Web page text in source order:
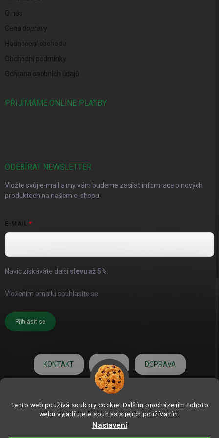
Tento web používá soubory cookie. Dalším procházením tohoto
webu vyjadřujete souhlas s jejich používáním.
Nastavení
O nás
Cena dopravy
Hodnocení obchodu
Obchodní podmínky
Ochrana osobních údajů
PŘIJÍMÁME ONLINE PLATBY
ODEBÍRAT NEWSLETTER
Vložte svůj e-mail a my vám budeme zasílat informace o nových
produktech na našem e-shopu.
E-MAIL
Navíc získáváte další slevu až5%
Vložením emailu souhlasíte se
Přihlásit se
KONTAKT O NÁS DOPRAVA
HODNOCENÍ
ZAHRADNÍ DEKORACE.com | od roku 2006